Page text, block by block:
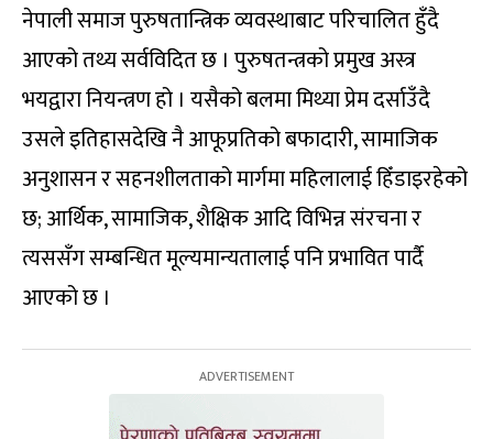
नेपाली समाज पुरुषतान्त्रिक व्यवस्थाबाट परिचालित हुँदै
आएको तथ्य सर्वविदित छ । पुरुषतन्त्रको प्रमुख अस्त्र
भयद्वारा नियन्त्रण हो । यसैको बलमा मिथ्या प्रेम दर्साउँदै
उसले इतिहासदेखि नै आफूप्रतिको बफादारी, सामाजिक
अनुशासन र सहनशीलताको मार्गमा महिलालाई हिँडाइरहेको
छ; आर्थिक, सामाजिक, शैक्षिक आदि विभिन्न संरचना र
त्यससँग सम्बन्धित मूल्यमान्यतालाई पनि प्रभावित पार्दै
आएको छ ।